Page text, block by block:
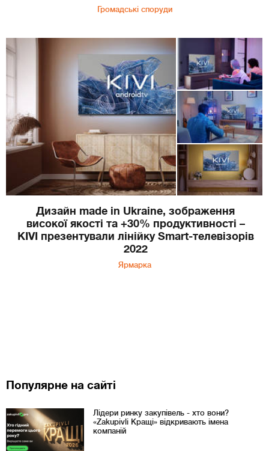
Громадські споруди
Дизайн made in Ukraine, зображення
високої якості та +30% продуктивності –
KIVI презентували лінійку Smart-телевізорів
2022
Ярмарка
Популярне на сайті
Лідери ринку закупівель - хто вони?
«Zakupivli Кращі» відкривають імена
компаній